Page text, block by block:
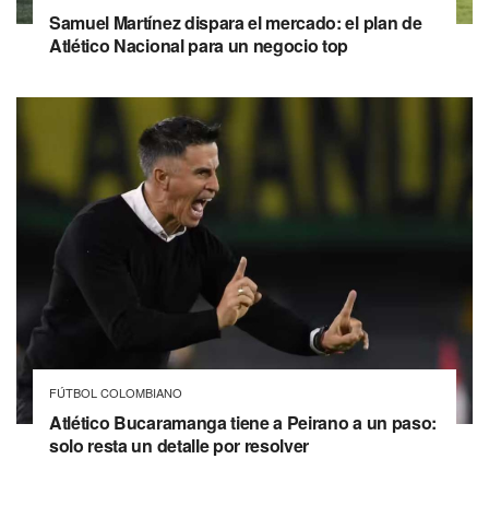
Samuel Martínez dispara el mercado: el plan de
Atlético Nacional para un negocio top
FÚTBOL COLOMBIANO
Atlético Bucaramanga tiene a Peirano a un paso:
solo resta un detalle por resolver